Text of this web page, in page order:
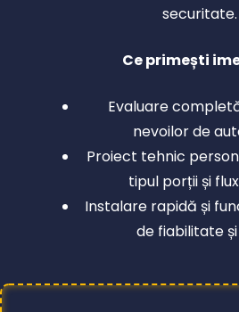
securitate.
Ce primești
Evaluare
nevoilor de
Proiect tehnic
tipul porții și
Instalare rapidă și
de fiabilitate